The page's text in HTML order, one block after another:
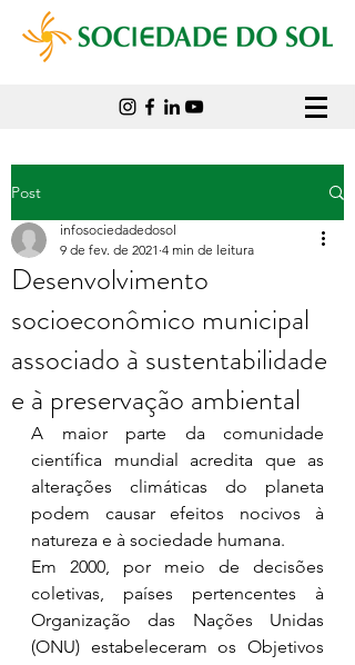
Post
Desenvolvimento
socioeconômico municipal
associado à sustentabilidade
e à preservação ambiental
infosociedadedosol
9 de fev. de 2021 4 min de leitura
A maior parte da comunidade
científica mundial acredita que as
alterações climáticas do planeta
podem causar efeitos nocivos à
natureza e à sociedade humana.
Em 2000, por meio de decisões
coletivas, países pertencentes à
Organização das Nações Unidas
(ONU) estabeleceram os Objetivos